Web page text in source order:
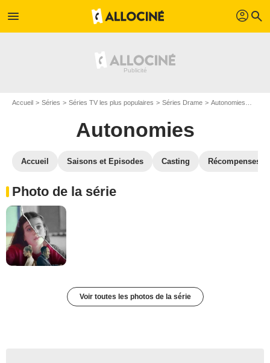
menu profil search
Accueil Séries Séries TV les plus populaires Séries Drame Autonomies
Autonomies
Accueil Saisons et Episodes Casting Récompenses
Photo de la série
Voir toutes les photos de la série